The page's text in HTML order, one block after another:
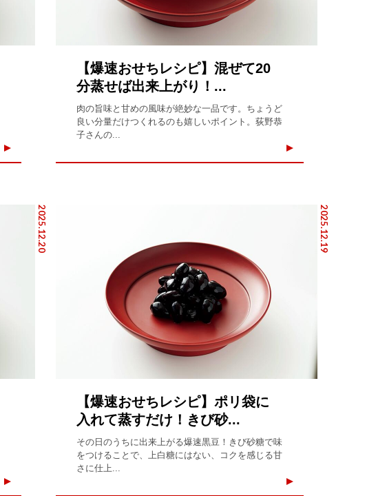
【爆速おせちレシピ】混ぜて20
分蒸せば出来上がり！...
肉の旨味と甘めの風味が絶妙な一品です。ちょうど
良い分量だけつくれるのも嬉しいポイント。荻野恭
子さんの...
2025.12.20 2025.12.19
【爆速おせちレシピ】ポリ袋に
入れて蒸すだけ！きび砂...
その日のうちに出来上がる爆速黒豆！きび砂糖で味
をつけることで、上白糖にはない、コクを感じる甘
さに仕上...